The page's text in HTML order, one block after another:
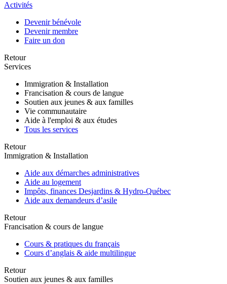
Activités
Devenir bénévole
Devenir membre
Faire un don
Retour
Services
Immigration & Installation
Francisation & cours de langue
Soutien aux jeunes & aux familles
Vie communautaire
Aide à l'emploi & aux études
Tous les services
Retour
Immigration & Installation
Aide aux démarches administratives
Aide au logement
Impôts, finances Desjardins & Hydro-Québec
Aide aux demandeurs d’asile
Retour
Francisation & cours de langue
Cours & pratiques du français
Cours d’anglais & aide multilingue
Retour
Soutien aux jeunes & aux familles